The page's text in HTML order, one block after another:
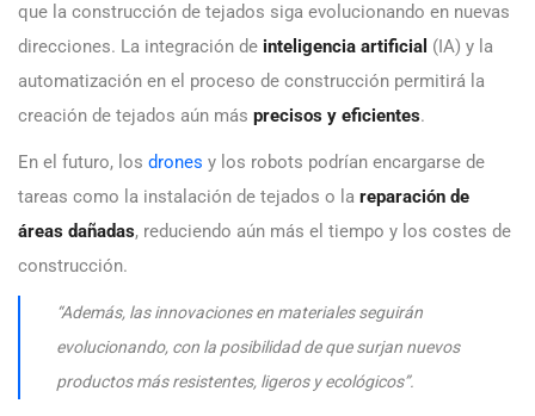
que la construcción de tejados siga evolucionando en nuevas
direcciones. La integración de inteligencia artificial (IA) y la
automatización en el proceso de construcción permitirá la
creación de tejados aún más precisos y eficientes.
En el futuro, los drones y los robots podrían encargarse de
tareas como la instalación de tejados o la reparación de
áreas dañadas, reduciendo aún más el tiempo y los costes de
construcción.
“Además, las innovaciones en materiales seguirán
evolucionando, con la posibilidad de que surjan nuevos
productos más resistentes, ligeros y ecológicos”.